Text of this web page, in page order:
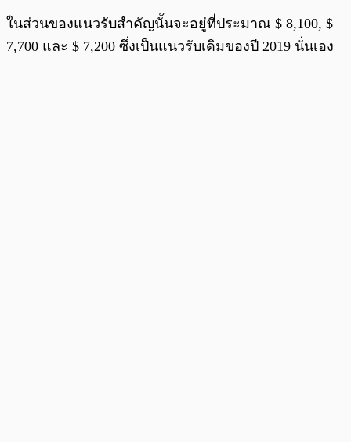
ในส่วนของแนวรับสำคัญนั้นจะอยู่ที่ประมาณ $ 8,100, $
7,700 และ $ 7,200 ซึ่งเป็นแนวรับเดิมของปี 2019 นั่นเอง